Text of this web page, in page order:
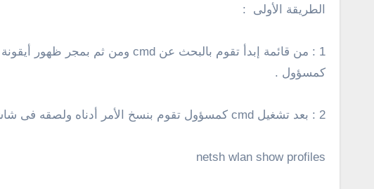
الطريقة الأولى :
كمسؤول .
2 : بعد تشغيل cmd كمسؤول تقوم بنسخ الأمر أدناه ولصقه فى شاشة cmd والنقر على enter، وفائدة هذا الأمر يقوم بعرض جميع شبكات الواى فاى المحفوظة على جهازك.
netsh wlan show profiles